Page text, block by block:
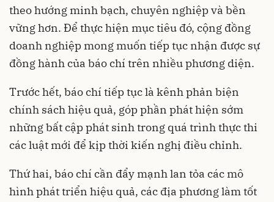
theo hướng minh bạch, chuyên nghiệp và bền
vững hơn. Để thực hiện mục tiêu đó, cộng đồng
doanh nghiệp mong muốn tiếp tục nhận được sự
đồng hành của báo chí trên nhiều phương diện.
Trước hết, báo chí tiếp tục là kênh phản biện
chính sách hiệu quả, góp phần phát hiện sớm
những bất cập phát sinh trong quá trình thực thi
các luật mới để kịp thời kiến nghị điều chỉnh.
Thứ hai, báo chí cần đẩy mạnh lan tỏa các mô
hình phát triển hiệu quả, các địa phương làm tốt